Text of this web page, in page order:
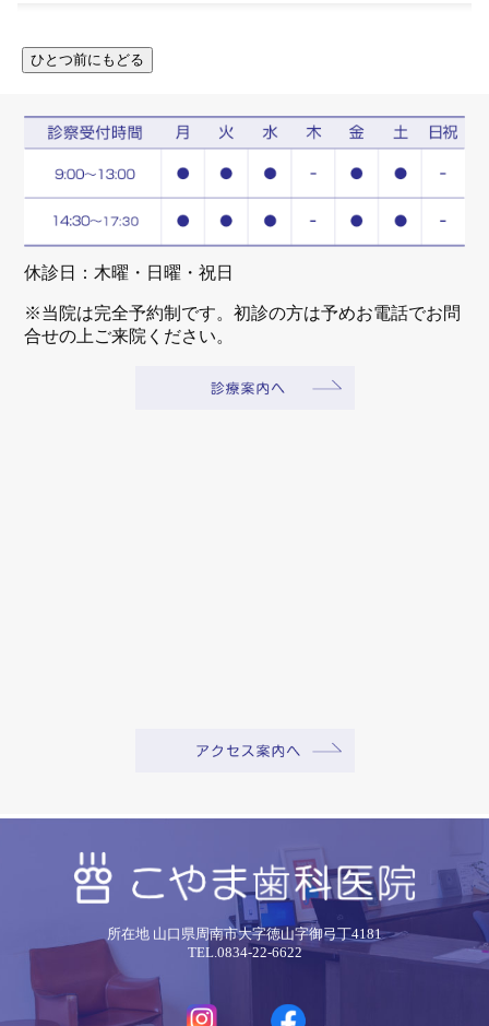
休診日：木曜・日曜・祝日
※当院は完全予約制です。初診の方は予めお電話でお問
合せの上ご来院ください。
所在地 山口県周南市大字徳山字御弓丁4181
TEL.0834-22-6622